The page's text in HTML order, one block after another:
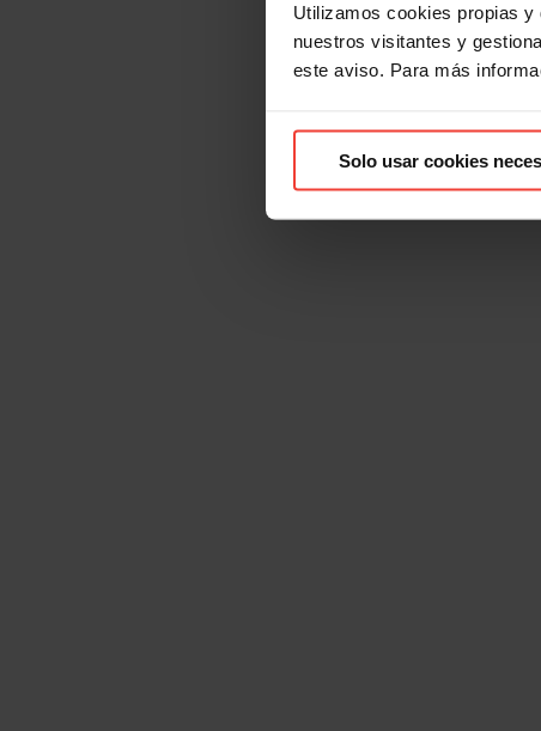
Utilizamos cookies propias
nuestros visitantes y
este aviso. Para más
Solo usar cookies